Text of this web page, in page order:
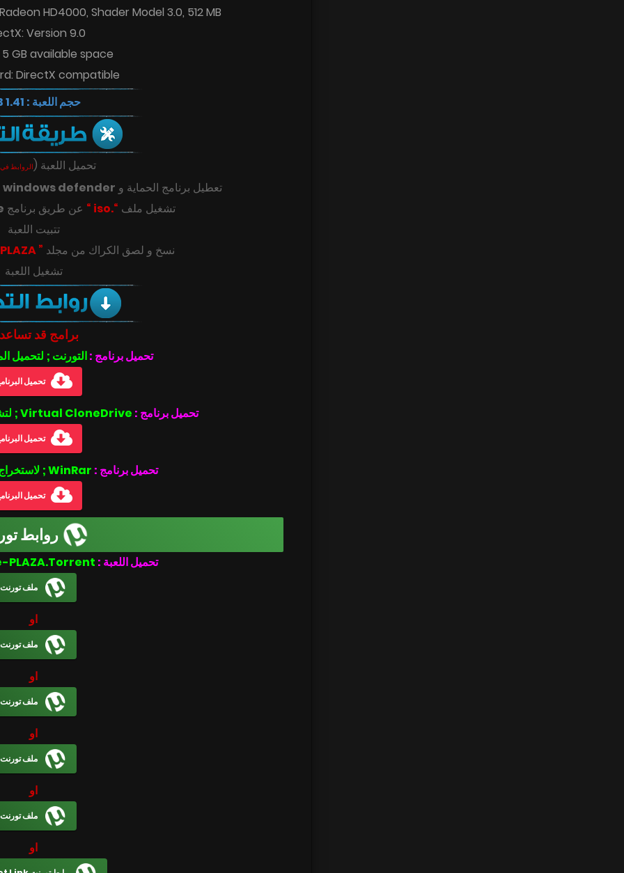
HD4000, Shader Model 3.0, 512 MB
Version 9.0
GB available space
DirectX compatible
حجم اللعبة : 1.41 GB
تحميل اللعبة (الروابط
تعطيل برنامج الحماية و windows defender
تشغيل ملف “.iso “ عن طريق برنامج
تتبيت اللعبة
‎‫نسخ و لصق الكراك من مجلد ” PLAZA “
تشغيل اللعبة
برامج قد
تحميل برنامج :التورنت ; لتحميل
تحميل
تحميل برنامج : Virtual CloneDrive ; لتشغيل ملفات بصيغة الأيزو .iso
تحميل
تحميل برنامج : WinRar ; لاستخراج الملفات المضغوطة
تحميل
روابط
تحميل اللعبة :
ملف تورنت
او
ملف تورنت
او
ملف تورنت
او
ملف تورنت
او
ملف تورنت
او